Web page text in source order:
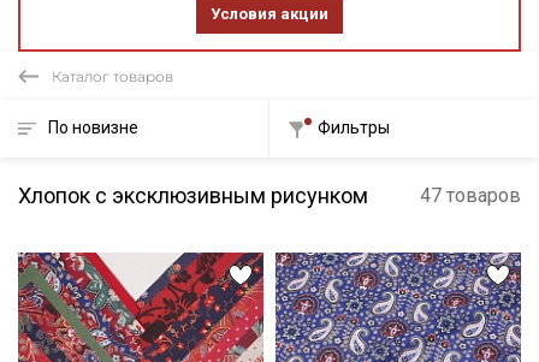
Условия акции
Каталог товаров
По новизне Фильтры
Хлопок с эксклюзивным рисунком 47 товаров